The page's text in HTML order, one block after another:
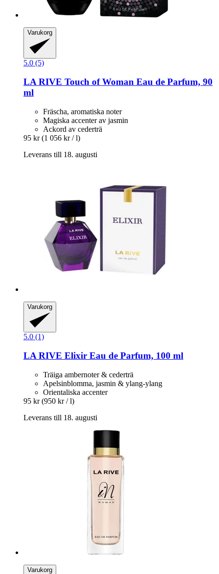
Varukorg
5.0 (5)
LA RIVE Touch of Woman Eau de Parfum, 90
ml
Fräscha, aromatiska noter
Magiska accenter av jasmin
Ackord av cederträ
95 kr (1 056 kr / l)
Leverans till 18. augusti
Varukorg
5.0 (1)
LA RIVE Elixir Eau de Parfum, 100 ml
Träiga ambernoter & cederträ
Apelsinblomma, jasmin & ylang-ylang
Orientaliska accenter
95 kr (950 kr / l)
Leverans till 18. augusti
Varukorg